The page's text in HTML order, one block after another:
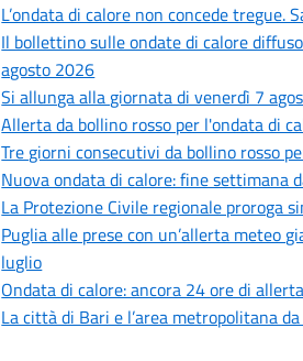
L’ondata di calore non concede tregue.
Il bollettino sulle ondate di calore
agosto 2026
Si allunga alla giornata di venerdì 7
Allerta da bollino rosso per l'ondata di
Tre giorni consecutivi da bollino rosso
Nuova ondata di calore: fine settimana
La Protezione Civile regionale proroga
Puglia alle prese con un’allerta meteo
luglio
Ondata di calore: ancora 24 ore di
La città di Bari e l’area metropolitana